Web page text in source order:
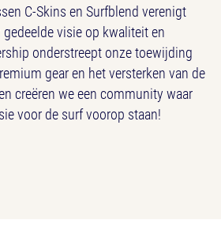
C-Skins en Surfblend verenigt
visie op kwaliteit en
onderstreept onze toewijding
gear en het versterken van de
creëren we een community waar
voor de surf voorop staan!